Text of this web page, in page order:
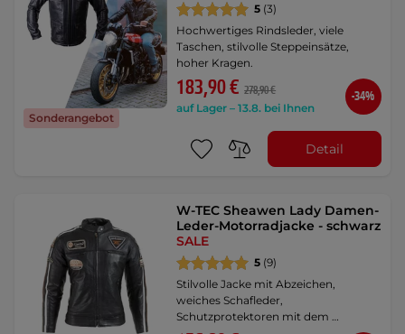
Sonderangebot
5 (3)
Hochwertiges Rindsleder, viele
Taschen, stilvolle Steppeinsätze,
hoher Kragen.
183,90 € 278,90 €
auf Lager – 13.8. bei Ihnen
-34%
Detail
W-TEC Sheawen Lady Damen-
Leder-Motorradjacke - schwarz
SALE
5 (9)
Stilvolle Jacke mit Abzeichen,
weiches Schafleder,
Schutzprotektoren mit dem …